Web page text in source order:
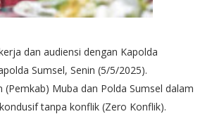
dan audiensi dengan Kapolda
Sumsel, Senin (5/5/2025).
Muba dan Polda Sumsel dalam
tanpa konflik (Zero Konflik).